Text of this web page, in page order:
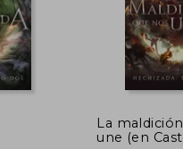
La
une (en